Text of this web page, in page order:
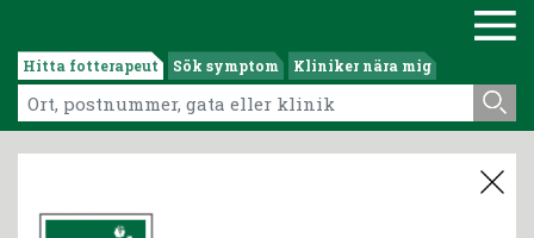
Hitta fotterapeut Sök symptom Kliniker nära mig